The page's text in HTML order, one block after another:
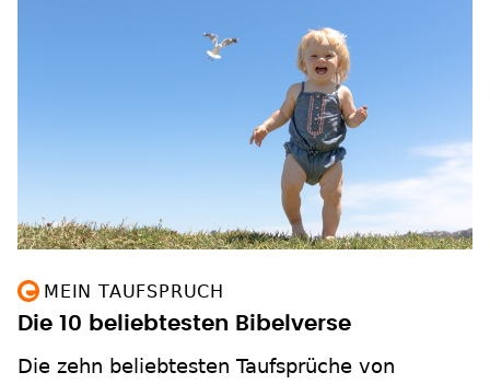
MEIN TAUFSPRUCH
Die 10 beliebtesten Bibelverse
Die zehn beliebtesten Taufsprüche von